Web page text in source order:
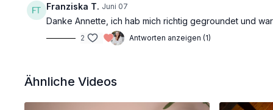
Franziska T. Juni 07
Danke Annette, ich hab mich richtig gegroundet und
2 Antworten anzeigen (1)
Ähnliche Videos